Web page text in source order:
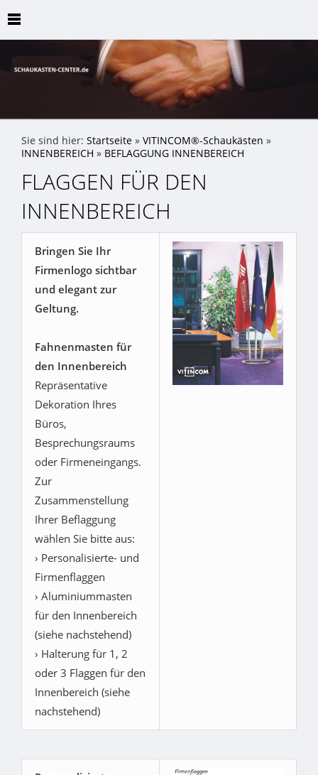
Sie sind hier: Startseite » VITINCOM®-Schaukästen »
INNENBEREICH » BEFLAGGUNG INNENBEREICH
FLAGGEN FÜR DEN
INNENBEREICH
Bringen Sie Ihr
Firmenlogo sichtbar
und elegant zur
Geltung.
Fahnenmasten für
den Innenbereich
Repräsentative
Dekoration Ihres
Büros,
Besprechungsraums
oder Firmeneingangs.
Zur
Zusammenstellung
Ihrer Beflaggung
wählen Sie bitte aus:
› Personalisierte- und
Firmenflaggen
› Aluminiummasten
für den Innenbereich
(siehe nachstehend)
› Halterung für 1, 2
oder 3 Flaggen für den
Innenbereich (siehe
nachstehend)